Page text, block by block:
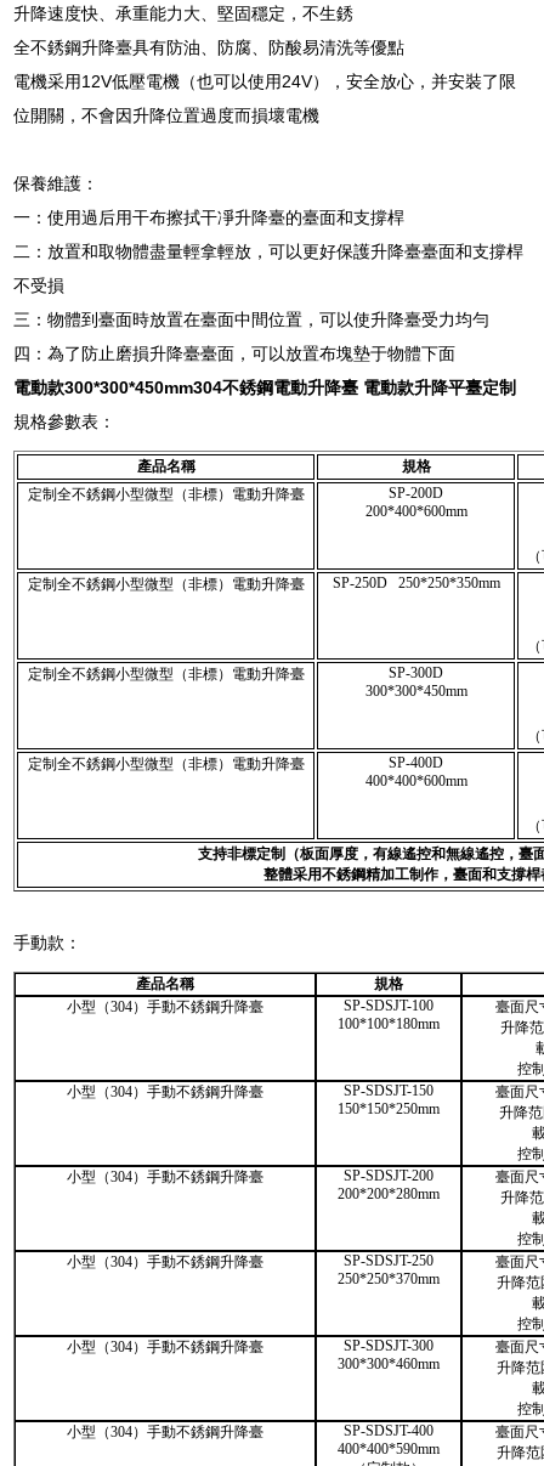
升降速度快、承重能力大、堅固穩定，不生銹
全不銹鋼升降臺具有防油、防腐、防酸易清洗等優點
電機采用12V低壓電機（也可以使用24V），安全放心，并安裝了限
位開關，不會因升降位置過度而損壞電機
保養維護：
一：使用過后用干布擦拭干凈升降臺的臺面和支撐桿
二：放置和取物體盡量輕拿輕放，可以更好保護升降臺臺面和支撐桿
不受損
三：物體到臺面時放置在臺面中間位置，可以使升降臺受力均勻
四：為了防止磨損升降臺臺面，可以放置布塊墊于物體下面
電動款300*300*450mm304不銹鋼電動升降臺 電動款升降平臺定制
規格參數表：
產品名稱
規格
定制全不銹鋼小型微型（非標）電動升降臺
SP-200D
200*400*600mm
定制全不銹鋼小型微型（非標）電動升降臺
SP-250D 250*250*350mm
定制全不銹鋼小型微型（非標）電動升降臺
SP-300D
300*300*450mm
定制全不銹鋼小型微型（非標）電動升降臺
SP-400D
400*400*600mm
支持非標定制（板面厚度，有線遙控和無線遙控，臺
整體采用不銹鋼精加工制作，臺面和支撐
手動款：
產品名稱
規格
小型（304）手動不銹鋼升降臺
SP-SDSJT-100
100*100*180mm
臺面尺
升降
控
小型（304）手動不銹鋼升降臺
SP-SDSJT-150
150*150*250mm
臺面尺
升降
控
小型（304）手動不銹鋼升降臺
SP-SDSJT-200
200*200*280mm
臺面尺
升降
控
小型（304）手動不銹鋼升降臺
SP-SDSJT-250
250*250*370mm
臺面尺
升降范
控
小型（304）手動不銹鋼升降臺
SP-SDSJT-300
300*300*460mm
臺面尺
升降范
控
小型（304）手動不銹鋼升降臺
SP-SDSJT-400
400*400*590mm
臺面尺
升降范